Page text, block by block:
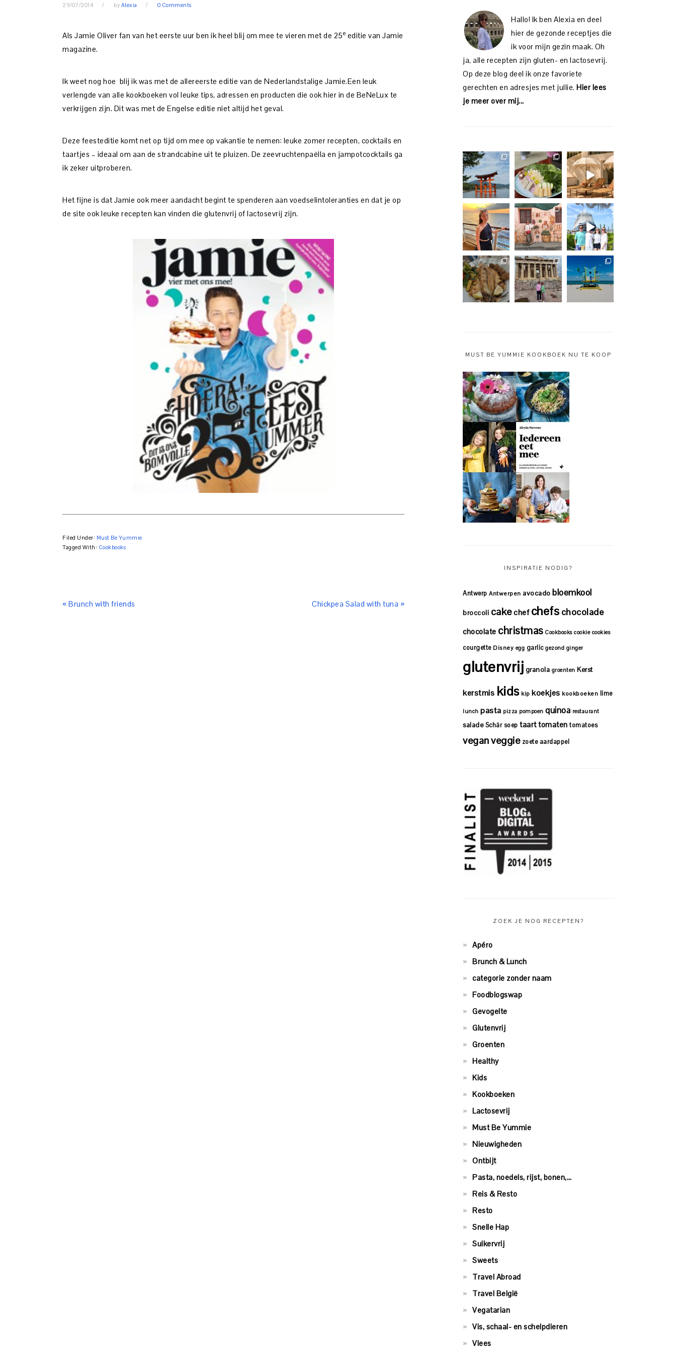
29/07/2014 by Alexia 0 Comments
Als Jamie Oliver fan van het eerste uur ben ik heel blij om mee te vieren met de 25e editie van Jamie
magazine.
Ik weet nog hoe blij ik was met de allereerste editie van de Nederlandstalige Jamie.Een leuk
verlengde van alle kookboeken vol leuke tips, adressen en producten die ook hier in de BeNeLux te
verkrijgen zijn. Dit was met de Engelse editie niet altijd het geval.
Deze feesteditie komt net op tijd om mee op vakantie te nemen: leuke zomer recepten, cocktails en
taartjes – ideaal om aan de strandcabine uit te pluizen. De zeevruchtenpaëlla en jampotcocktails ga
ik zeker uitproberen.
Het fijne is dat Jamie ook meer aandacht begint te spenderen aan voedselintoleranties en dat je op
de site ook leuke recepten kan vinden die glutenvrij of lactosevrij zijn.
Filed Under: Must Be Yummie
Tagged With: Cookbooks
« Brunch with friends Chickpea Salad with tuna »
Hallo! Ik ben Alexia en deel
hier de gezonde receptjes die
ik voor mijn gezin maak. Oh
ja, alle recepten zijn gluten- en lactosevrij.
Op deze blog deel ik onze favoriete
gerechten en adresjes met jullie. Hier lees
je meer over mij...
MUST BE YUMMIE KOOKBOEK NU TE KOOP
INSPIRATIE NODIG?
Antwerp Antwerpen avocado bloemkool
broccoli cakechef chefs chocolade
chocolate christmas Cookbooks cookie cookies
courgette Disney egg garlic gezond ginger
glutenvrij granola groenten Kerst
kerstmis kids kip koekjes kookboeken lime
lunch pasta pizza pompoen quinoa restaurant
salade Schär soep taarttomaten tomatoes
veganveggie zoete aardappel
ZOEK JE NOG RECEPTEN?
Apéro
Brunch & Lunch
categorie zonder naam
Foodblogswap
Gevogelte
Glutenvrij
Groenten
Healthy
Kids
Kookboeken
Lactosevrij
Must Be Yummie
Nieuwigheden
Ontbijt
Pasta, noedels, rijst, bonen,…
Reis & Resto
Resto
Snelle Hap
Suikervrij
Sweets
Travel Abroad
Travel België
Vegatarian
Vis, schaal- en schelpdieren
Vlees